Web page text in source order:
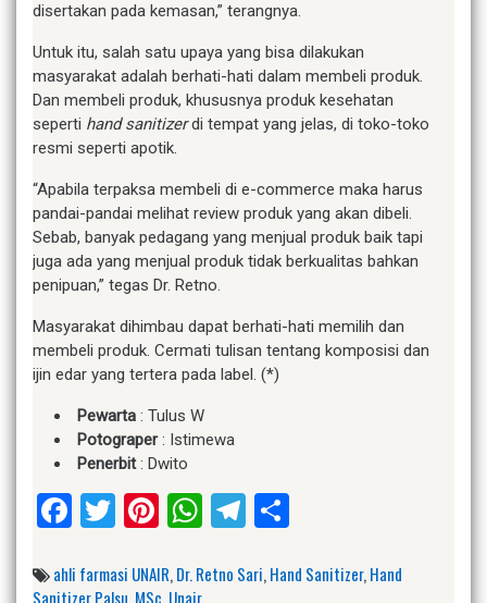
disertakan pada kemasan,” terangnya.
Untuk itu, salah satu upaya yang bisa dilakukan
masyarakat adalah berhati-hati dalam membeli produk.
Dan membeli produk, khususnya produk kesehatan
seperti hand sanitizerdi tempat yang jelas, di toko-toko
resmi seperti apotik.
“Apabila terpaksa membeli di e-commerce maka harus
pandai-pandai melihat review produk yang akan dibeli.
Sebab, banyak pedagang yang menjual produk baik tapi
juga ada yang menjual produk tidak berkualitas bahkan
penipuan,” tegas Dr. Retno.
Masyarakat dihimbau dapat berhati-hati memilih dan
membeli produk. Cermati tulisan tentang komposisi dan
ijin edar yang tertera pada label. (*)
Pewarta : Tulus W
Potograper: Istimewa
Penerbit: Dwito
Facebook
Twitter
Pinterest
WhatsApp
Telegram
ahli farmasi UNAIR,Dr. Retno Sari,Hand Sanitizer,Hand
Sanitizer Palsu MSc Unair